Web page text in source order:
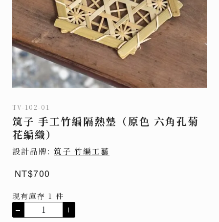
TV-102-01
筑子 手工竹編隔熱墊（原色 六角孔菊
花編織）
設計品牌: 筑子 竹編工藝
NT$700
現有庫存 1 件
– +